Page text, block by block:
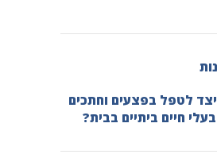
לטפל בפצעים וחתכים
חיים ביתיים בבית?